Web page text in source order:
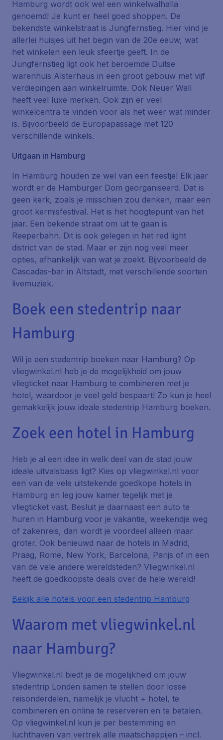
Hamburg wordt ook wel een winkelwalhalla
genoemd! Je kunt er heel goed shoppen. De
bekendste winkelstraat is Jungfernstieg. Hier vind je
allerlei huisjes uit het begin van de 20e eeuw, wat
het winkelen een leuk sfeertje geeft. In de
Jungfernstieg ligt ook het beroemde Duitse
warenhuis Alsterhaus in een groot gebouw met vijf
verdiepingen aan winkelruimte. Ook Neuer Wall
heeft veel luxe merken. Ook zijn er veel
winkelcentra te vinden voor als het weer wat minder
is. Bijvoorbeeld de Europapassage met 120
verschillende winkels.
Uitgaan in Hamburg
In Hamburg houden ze wel van een feestje! Elk jaar
wordt er de Hamburger Dom georganiseerd. Dat is
geen kerk, zoals je misschien zou denken, maar een
groot kermisfestival. Het is het hoogtepunt van het
jaar. Een bekende straat om uit te gaan is
Reeperbahn. Dit is ook gelegen in het red light
district van de stad. Maar er zijn nog veel meer
opties, afhankelijk van wat je zoekt. Bijvoorbeeld de
Cascadas-bar in Altstadt, met verschillende soorten
livemuziek.
Boek een stedentrip naar
Hamburg
Wil je een stedentrip boeken naar Hamburg? Op
vliegwinkel.nl heb je de mogelijkheid om jouw
vliegticket naar Hamburg te combineren met je
hotel, waardoor je veel geld bespaart! Zo kun je heel
gemakkelijk jouw ideale stedentrip Hamburg boeken.
Zoek een hotel in Hamburg
Heb je al een idee in welk deel van de stad jouw
ideale uitvalsbasis ligt? Kies op vliegwinkel.nl voor
een van de vele uitstekende goedkope hotels in
Hamburg en leg jouw kamer tegelijk met je
vliegticket vast. Besluit je daarnaast een auto te
huren in Hamburg voor je vakantie, weekendje weg
of zakenreis, dan wordt je voordeel alleen maar
groter. Ook benieuwd naar de hotels in Madrid,
Praag, Rome, New York, Barcelona, Parijs of in een
van de vele andere wereldsteden? Vliegwinkel.nl
heeft de goedkoopste deals over de hele wereld!
Bekijk alle hotels voor een stedentrip Hamburg
Waarom met vliegwinkel.nl
naar Hamburg?
Vliegwinkel.nl biedt je de mogelijkheid om jouw
stedentrip Londen samen te stellen door losse
reisonderdelen, namelijk je vlucht + hotel, te
combineren en online te reserveren en te betalen.
Op vliegwinkel.nl kun je per bestemming en
luchthaven van vertrek alle maatschappijen – incl.